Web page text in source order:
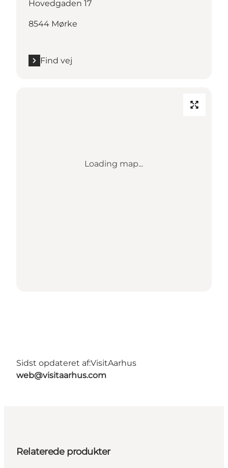
Hovedgaden 17
8544 Mørke
Find vej
Loading map...
Sidst opdateret af:VisitAarhus
web@visitaarhus.com
Relaterede produkter